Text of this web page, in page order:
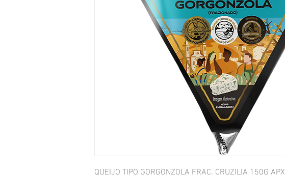
QUEIJO TIPO GORGONZOLA FRAC. CRUZILIA 150G APX